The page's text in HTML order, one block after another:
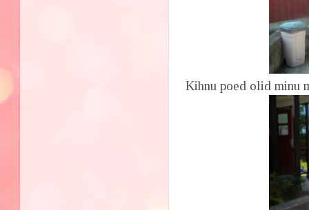
Kihnu poed olid minu